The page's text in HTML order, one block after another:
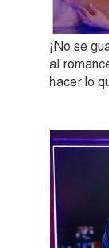
¡No se
al
hacer lo